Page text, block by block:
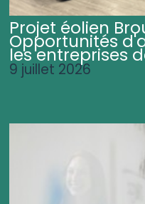
Projet éolien
Opportunités
les entreprises
9 juillet 2026